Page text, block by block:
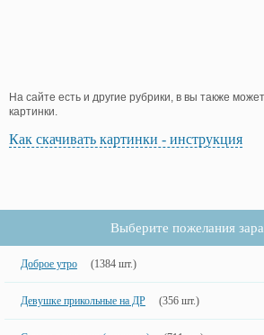
На сайте есть и другие рубрики, в вы также
картинки.
Как скачивать картинки - инструкция
Выберите пожелания
Доброе утро (1384 шт.)
Девушке прикольные на ДР (356 шт.)